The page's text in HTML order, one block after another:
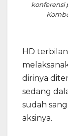
konferensi
HD
dirinya
sedang
sudah
aksinya.